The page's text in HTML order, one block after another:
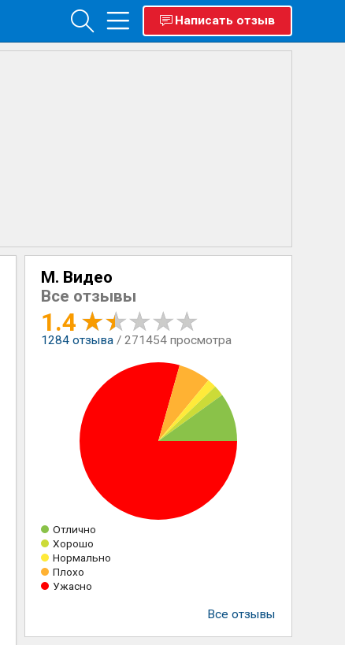
Написать отзыв
М. Видео
Все отзывы
1.4
1284отзыва / 271454 просмотра
Отлично
Хорошо
Нормально
Плохо
Ужасно
Все отзывы